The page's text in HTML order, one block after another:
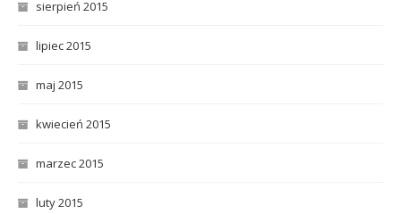
sierpień 2015
lipiec 2015
maj 2015
kwiecień 2015
marzec 2015
luty 2015